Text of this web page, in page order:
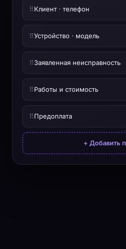
⠿Клиент · телефон
⠿Устройство · модель
⠿Заявленная неисправность
⠿Работы и стоимость
⠿Предоплата
+ Добавить